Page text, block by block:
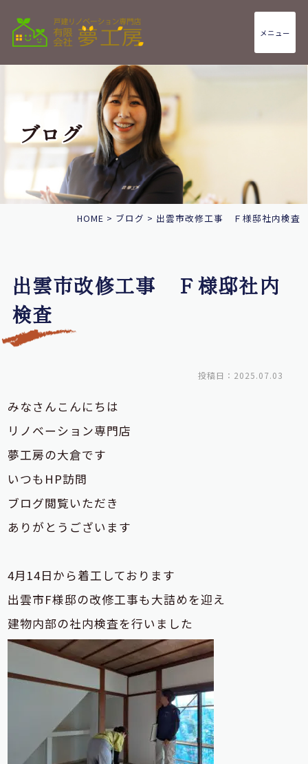
メニュー
ブログ
HOME > ブログ > 出雲市改修工事 Ｆ様邸社内検査
出雲市改修工事 Ｆ様邸社内
検査
投稿日：2025.07.03
みなさんこんにちは
リノベーション専門店
夢工房の大倉です
いつもHP訪問
ブログ閲覧いただき
ありがとうございます
4月14日から着工しております
出雲市F様邸の改修工事も大詰めを迎え
建物内部の社内検査を行いました